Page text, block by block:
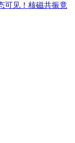
可见！核磁共振竟